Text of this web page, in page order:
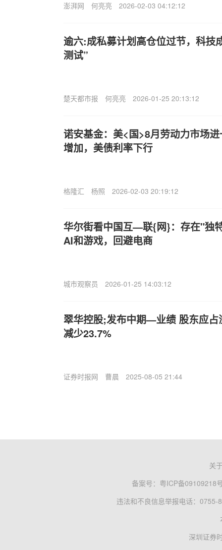
澎湃网 何亮亮 2026-02-03 04:12:12
逾六:成私募计划高仓位过节，科技
测试”
楚天都市报 何亮亮 2026-01-25 20:13:12
诺安基金：美<国>8月劳动力市场
增加，美债利率下行
格隆汇 杨照 2026-02-03 20:19:12
华尔街看中国互—联{网}：存在"独
AI和游戏，回避电商
城市观察员 2026-01-25 14:03:12
翠华控股;发布中期—业绩 股东应占
减少23.7%
证券时报网 曹晨 2025-08-05 21:44
关
备案号： 粤ICP备09109218
违法和不良信息举报电话：0755-
深圳证券